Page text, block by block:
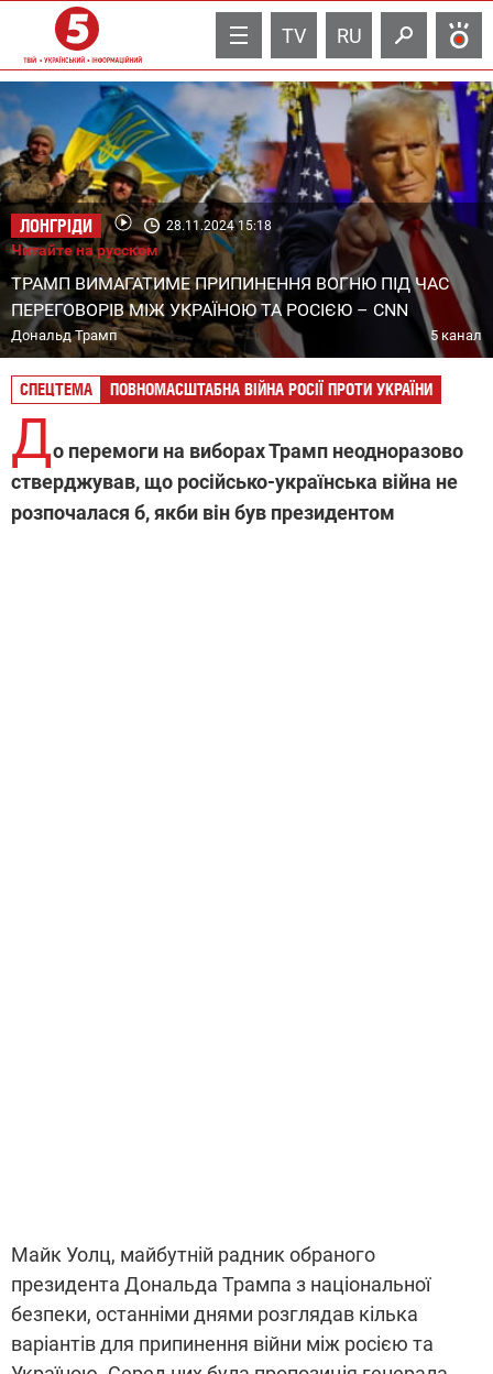
TV RU
ЛОНГРІДИ 28.11.2024 15:18
Читайте на русском
ТРАМП ВИМАГАТИМЕ ПРИПИНЕННЯ ВОГНЮ ПІД ЧАС
ПЕРЕГОВОРІВ МІЖ УКРАЇНОЮ ТА РОСІЄЮ – CNN
Дональд Трамп 5 канал
СПЕЦТЕМА ПОВНОМАСШТАБНА ВІЙНА РОСІЇ ПРОТИ УКРАЇНИ
До перемоги на виборах Трамп неодноразово
стверджував, що російсько-українська війна не
розпочалася б, якби він був президентом
Майк Уолц, майбутній радник обраного
президента Дональда Трампа з національної
безпеки, останніми днями розглядав кілька
варіантів для припинення війни між росією та